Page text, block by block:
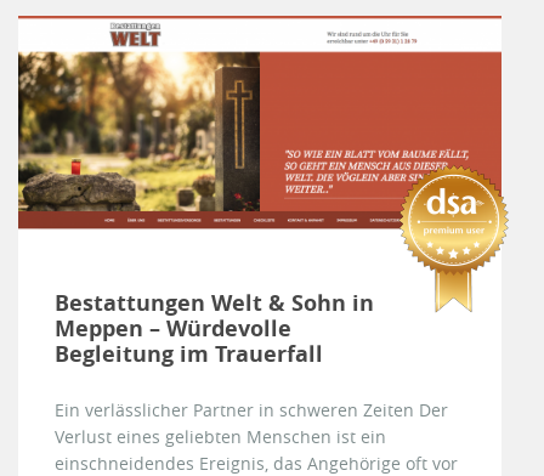
Bestattungen Welt & Sohn in
Meppen – Würdevolle
Begleitung im Trauerfall
Ein verlässlicher Partner in schweren Zeiten Der
Verlust eines geliebten Menschen ist ein
einschneidendes Ereignis, das Angehörige oft vor